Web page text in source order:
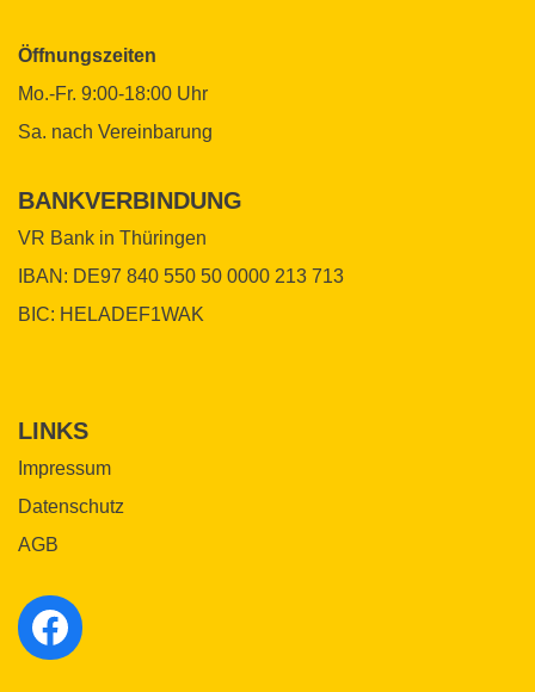
Öffnungszeiten
Mo.-Fr. 9:00-18:00 Uhr
Sa. nach Vereinbarung
BANKVERBINDUNG
VR Bank in Thüringen
IBAN: DE97 840 550 50 0000 213 713
BIC: HELADEF1WAK
LINKS
Impressum
Datenschutz
AGB
Reise Nach... auf Facebook